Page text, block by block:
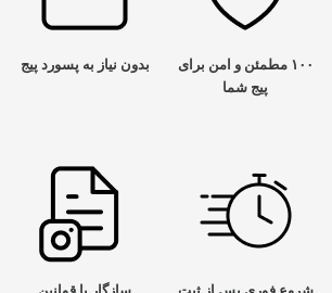
۱۰۰ مطمئن و امن برای
پیج شما
بدون نیاز به پسورد پیج